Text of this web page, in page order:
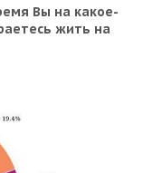
Вы на какое-
жить на